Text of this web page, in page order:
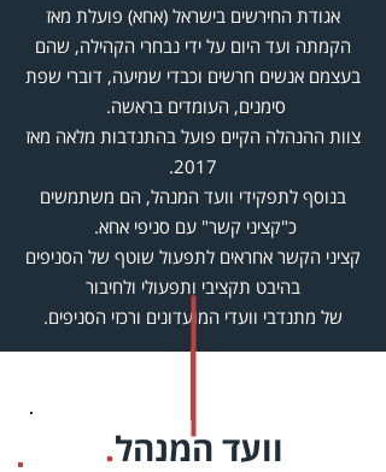
אגודת החירשים בישראל (אחא) פועלת מאז
הקמתה ועד היום על ידי נבחרי הקהילה, שהם
בעצמם אנשים חרשים וכבדי שמיעה, דוברי שפת
סימנים, העומדים בראשה.
צוות ההנהלה הקיים פועל בהתנדבות מלאה מאז
2017.
בנוסף לתפקידי וועד המנהל, הם משתמשים
כ"קציני קשר" עם סניפי אחא.
קציני הקשר אחראים לתפעול שוטף של הסניפים
בהיבט תקציבי ותפעולי ולחיבור
של מתנדבי וועדי המועדונים ורכזי הסניפים.
וועד המנהל.